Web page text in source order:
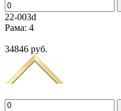
22-003d
Рама: 4
34846 руб.